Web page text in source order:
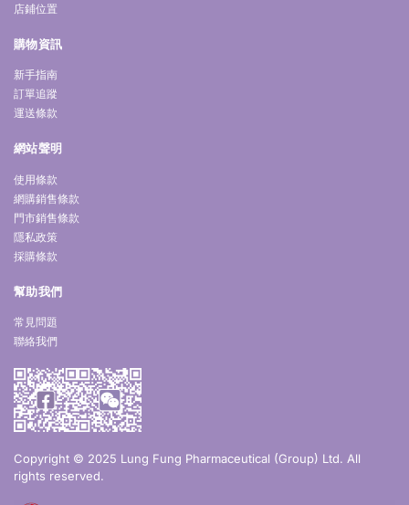
店鋪位置
購物資訊
新手指南
訂單追蹤
運送條款
網站聲明
使用條款
網購銷售條款
門市銷售條款
隱私政策
採購條款
幫助我們
常見問題
聯絡我們
Copyright © 2025 Lung Fung Pharmaceutical (Group) Ltd. All
rights reserved.